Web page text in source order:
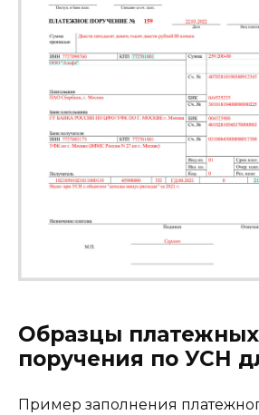
Образцы платежных
поручения по УСН
Пример заполнения